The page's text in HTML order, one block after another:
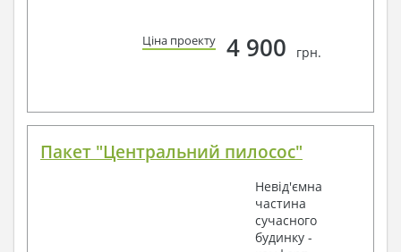
Ціна проекту 4 900 грн.
Пакет "Центральний пилосос"
Невід'ємна
частина
сучасного
будинку -